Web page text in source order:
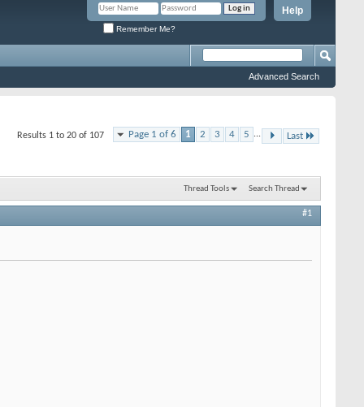
Help
Remember Me?
Advanced Search
Page 1 of 6 1 2 3 4 5 ... Last
Results 1 to 20 of 107
Thread Tools Search Thread
#1